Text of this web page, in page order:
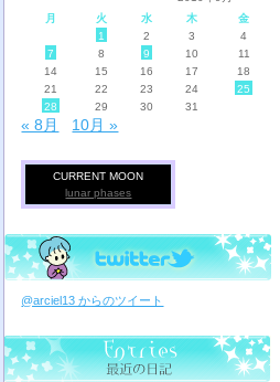
月
火 水 木 金
1
2 3 4
7
8 9 10 11
14
15 16 17 18
21
22 23 24 25
28
29 30 31
« 8月 10月 »
CURRENT MOON
lunar phases
@arciel13 からのツイート